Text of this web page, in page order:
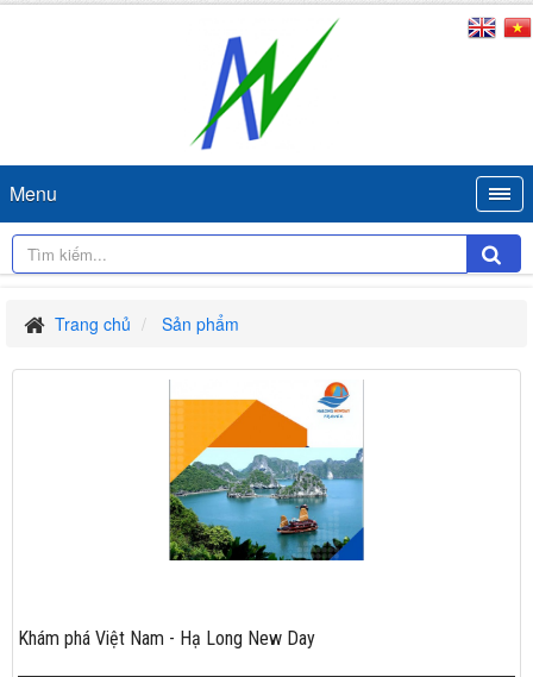
Menu
Trang chủ Sản phẩm
Khám phá Việt Nam - Hạ Long New Day